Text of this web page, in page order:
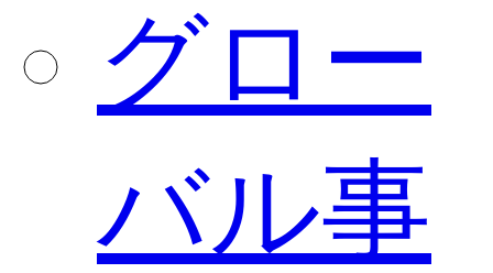
グロー
バル事